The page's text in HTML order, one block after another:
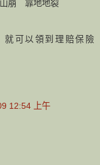
崩 靠地地裂
就可以領到理賠保險
12:54 上午